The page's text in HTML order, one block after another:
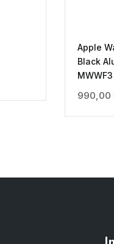
Apple
Black
990,00